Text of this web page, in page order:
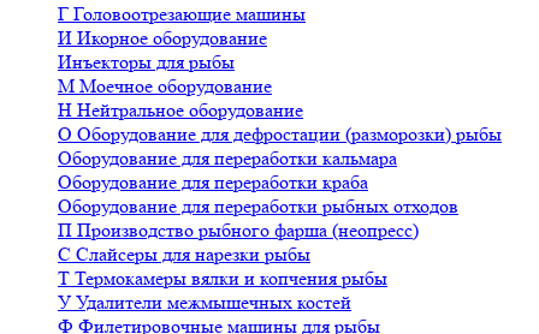
Г Головоотрезающие машины
И Икорное оборудование
Инъекторы для рыбы
М Моечное оборудование
Н Нейтральное оборудование
О Оборудование для дефростации (разморозки) рыбы
Оборудование для переработки кальмара
Оборудование для переработки краба
Оборудование для переработки рыбных отходов
П Производство рыбного фарша (неопресс)
С Слайсеры для нарезки рыбы
Т Термокамеры вялки и копчения рыбы
У Удалители межмышечных костей
Ф Филетировочные машины для рыбы